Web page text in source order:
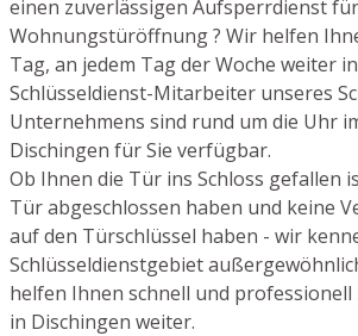
einen zuverlässigen Aufsperrdienst
Wohnungstüröffnung ? Wir helfen
Tag, an jedem Tag der Woche weiter
Schlüsseldienst-Mitarbeiter unseres
Unternehmens sind rund um die Uhr
Dischingen für Sie verfügbar.
Ob Ihnen die Tür ins Schloss gefallen
Tür abgeschlossen haben und keine
auf den Türschlüssel haben - wir
Schlüsseldienstgebiet
helfen Ihnen schnell und
in Dischingen weiter.